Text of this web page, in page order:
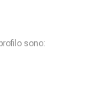
sono: